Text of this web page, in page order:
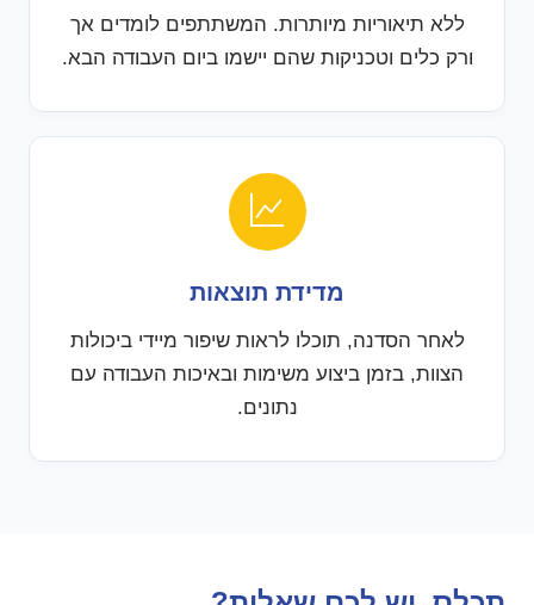
ללא תיאוריות מיותרות. המשתתפים לומדים אך
ורק כלים וטכניקות שהם יישמו ביום העבודה הבא.
מדידת תוצאות
לאחר הסדנה, תוכלו לראות שיפור מיידי ביכולות
הצוות, בזמן ביצוע משימות ובאיכות העבודה עם
נתונים.